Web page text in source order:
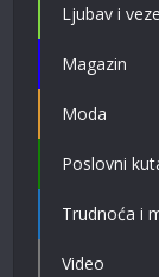
Ljubav i veze
Magazin
Moda
Poslovni
Trudnoća i
Video